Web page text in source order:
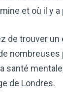
et où il y
de trouver
santé
de Londres.